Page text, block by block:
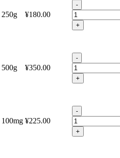
250g ¥180.00
-
+
500g ¥350.00
-
+
100mg ¥225.00
-
+